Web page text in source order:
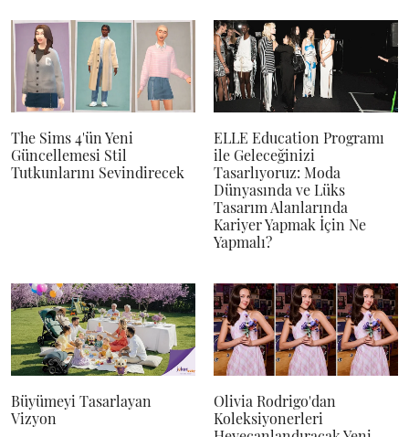
The Sims 4'ün Yeni
Güncellemesi Stil
Tutkunlarını Sevindirecek
ELLE Education Programı
ile Geleceğinizi
Tasarlıyoruz: Moda
Dünyasında ve Lüks
Tasarım Alanlarında
Kariyer Yapmak İçin Ne
Yapmalı?
Büyümeyi Tasarlayan
Vizyon
Olivia Rodrigo'dan
Koleksiyonerleri